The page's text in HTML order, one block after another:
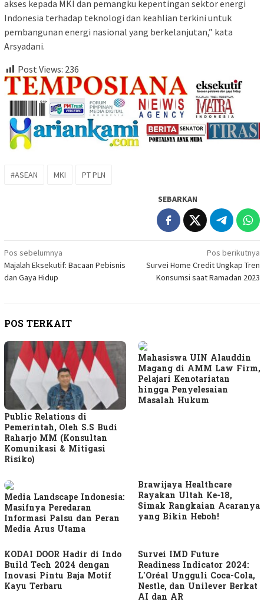
akses kepada MKI dan pemangku kepentingan sektor energi
Indonesia terhadap teknologi dan keahlian terkini untuk
pembangunan energi nasional yang berkelanjutan,” kata
Arsyadani.
Post Views: 236
#ASEAN MKI PT PLN
SEBARKAN
Navigasi
pos
Pos sebelumnya
Majalah Eksekutif: Bacaan Pebisnis
dan Gaya Hidup
Pos berikutnya
Survei Home Credit Ungkap Tren
Konsumsi saat Ramadan 2023
POS TERKAIT
Public Relations di
Pemerintah, Oleh S.S Budi
Raharjo MM (Konsultan
Komunikasi & Mitigasi
Risiko)
Mahasiswa UIN Alauddin
Magang di AMM Law Firm,
Pelajari Kenotariatan
hingga Penyelesaian
Masalah Hukum
Media Landscape Indonesia:
Masifnya Peredaran
Informasi Palsu dan Peran
Media Arus Utama
Brawijaya Healthcare
Rayakan Ultah Ke-18,
Simak Rangkaian Acaranya
yang Bikin Heboh!
KODAI DOOR Hadir di Indo
Build Tech 2024 dengan
Inovasi Pintu Baja Motif
Kayu Terbaru
Survei IMD Future
Readiness Indicator 2024:
L’Oréal Ungguli Coca-Cola,
Nestle, dan Unilever Berkat
AI dan AR